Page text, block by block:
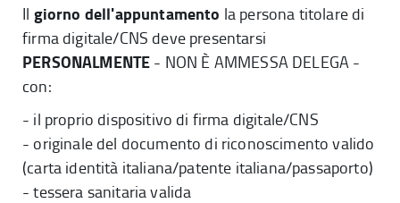
Il giorno dell'appuntamento la persona titolare di
firma digitale/CNS deve presentarsi
PERSONALMENTE - NON È AMMESSA DELEGA -
con:
- il proprio dispositivo di firma digitale/CNS
- originale del documento di riconoscimento valido
(carta identità italiana/patente italiana/passaporto)
- tessera sanitaria valida